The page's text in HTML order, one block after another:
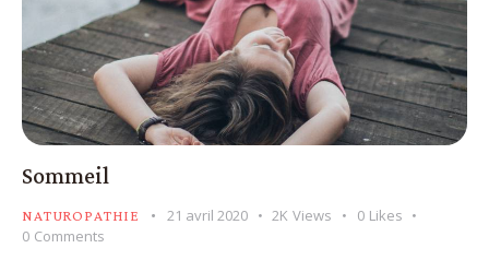
Sommeil
NATUROPATHIE 21 avril 2020 2K Views 0 Likes
0 Comments